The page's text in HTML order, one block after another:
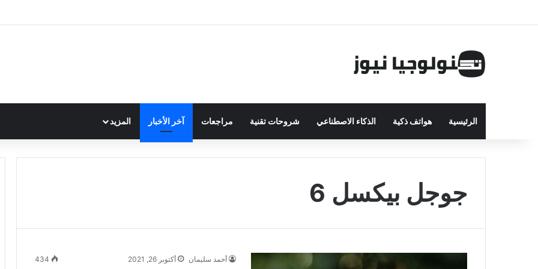
الرئيسية هواتف ذكية الذكاء الاصطناعي شروحات تقنية مراجعات آخر الأخبار المزيد
جوجل بيكسل 6
أحمد سليمان أكتوبر 26, 2021 434